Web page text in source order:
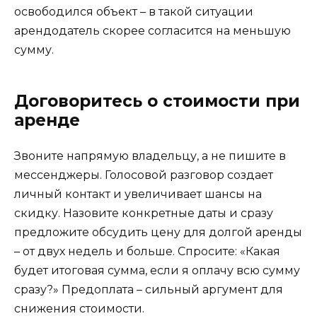
освободился объект – в такой ситуации
арендодатель скорее согласится на меньшую
сумму.
Договоритесь о стоимости при
аренде
Звоните напрямую владельцу, а не пишите в
мессенджеры. Голосовой разговор создает
личный контакт и увеличивает шансы на
скидку. Назовите конкретные даты и сразу
предложите обсудить цену для долгой аренды
– от двух недель и больше. Спросите: «Какая
будет итоговая сумма, если я оплачу всю сумму
сразу?» Предоплата – сильный аргумент для
снижения стоимости.